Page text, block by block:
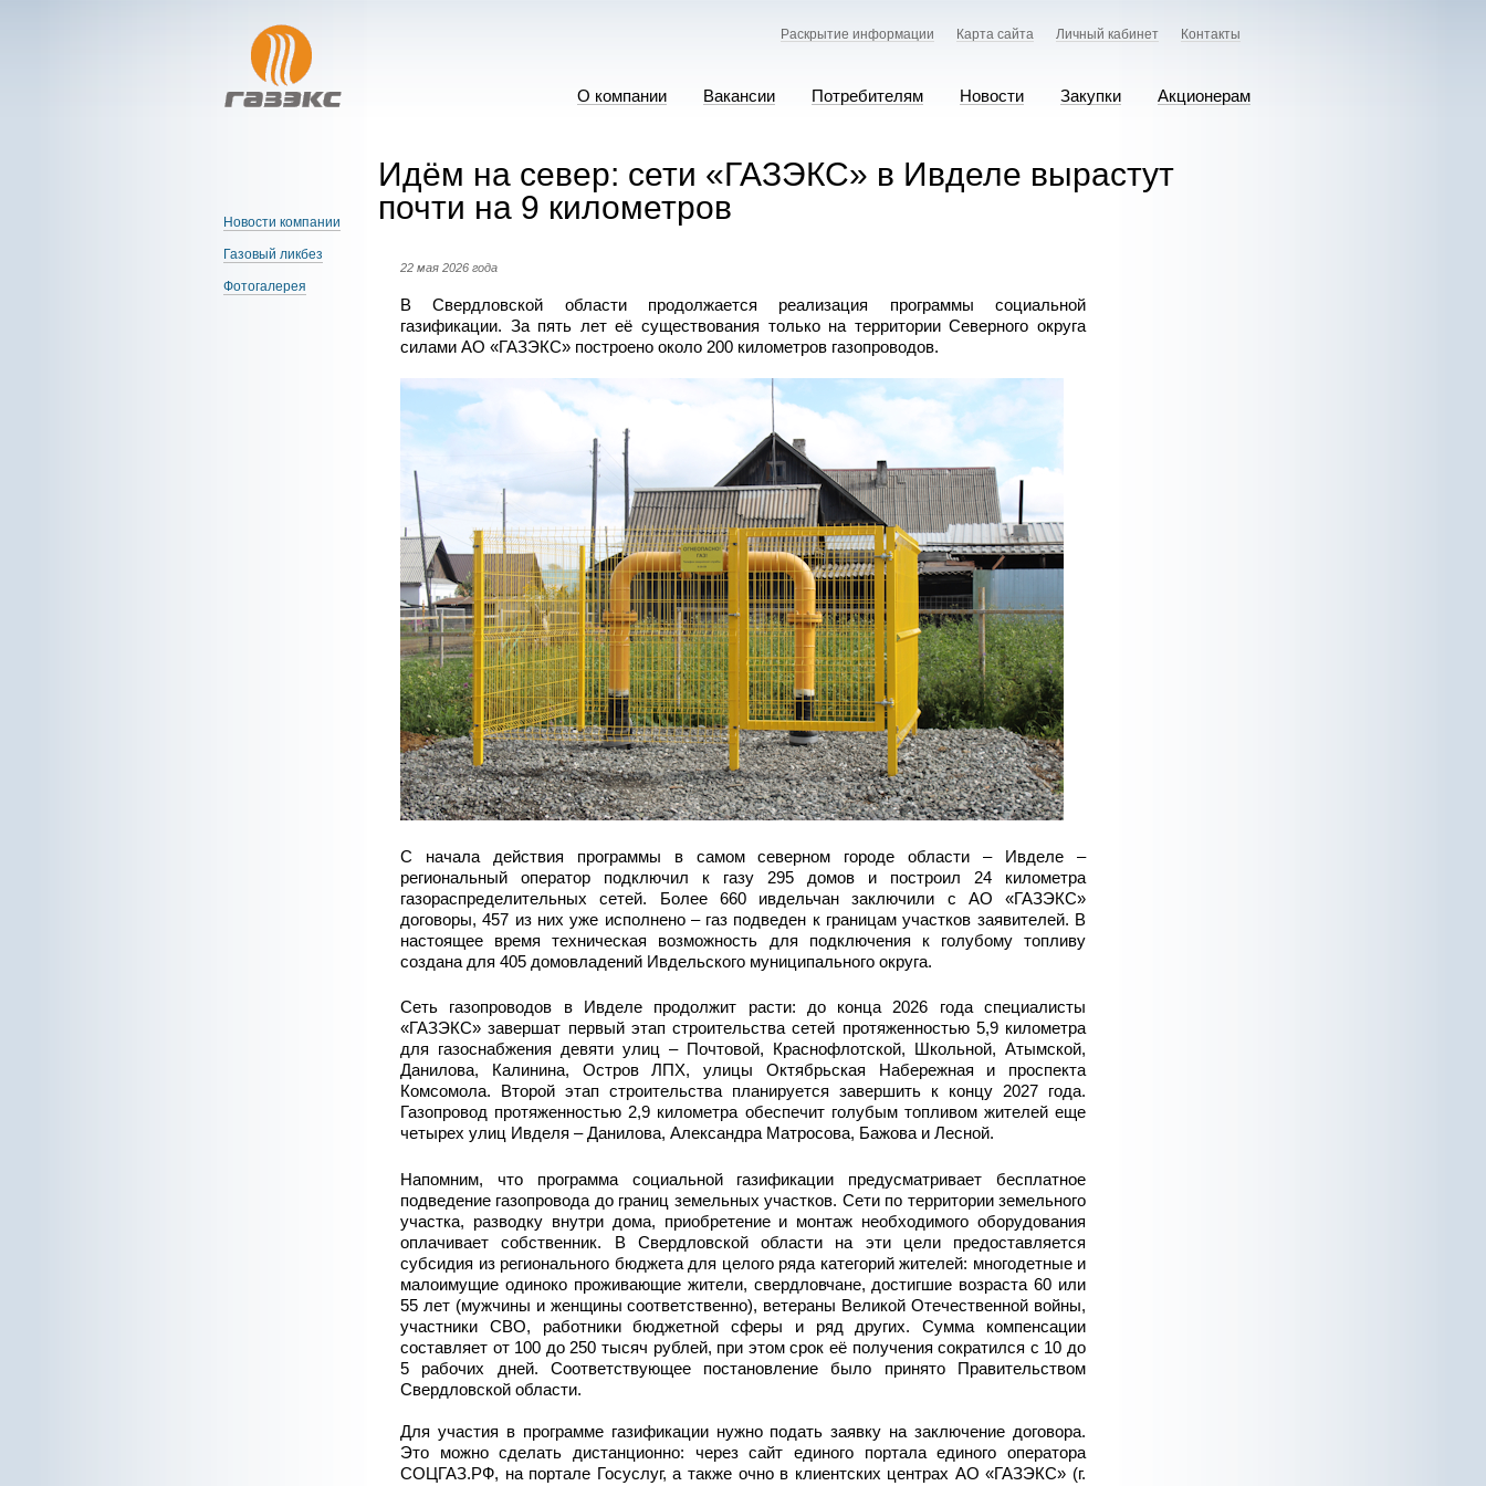
Раскрытие информации Карта сайта Личный кабинет Контакты
О компании Вакансии Потребителям Новости Закупки Акционерам
Идём на север: сети «ГАЗЭКС» в Ивделе вырастут
почти на 9 километров
22 мая 2026 года
В Свердловской области продолжается реализация программы социальной
газификации. За пять лет её существования только на территории Северного округа
силами АО «ГАЗЭКС» построено около 200 километров газопроводов.
С начала действия программы в самом северном городе области – Ивделе –
региональный оператор подключил к газу 295 домов и построил 24 километра
газораспределительных сетей. Более 660 ивдельчан заключили с АО «ГАЗЭКС»
договоры, 457 из них уже исполнено – газ подведен к границам участков заявителей. В
настоящее время техническая возможность для подключения к голубому топливу
создана для 405 домовладений Ивдельского муниципального округа.
Сеть газопроводов в Ивделе продолжит расти: до конца 2026 года специалисты
«ГАЗЭКС» завершат первый этап строительства сетей протяженностью 5,9 километра
для газоснабжения девяти улиц – Почтовой, Краснофлотской, Школьной, Атымской,
Данилова, Калинина, Остров ЛПХ, улицы Октябрьская Набережная и проспекта
Комсомола. Второй этап строительства планируется завершить к концу 2027 года.
Газопровод протяженностью 2,9 километра обеспечит голубым топливом жителей еще
четырех улиц Ивделя – Данилова, Александра Матросова, Бажова и Лесной.
Напомним, что программа социальной газификации предусматривает бесплатное
подведение газопровода до границ земельных участков. Сети по территории земельного
участка, разводку внутри дома, приобретение и монтаж необходимого оборудования
оплачивает собственник. В Свердловской области на эти цели предоставляется
субсидия из регионального бюджета для целого ряда категорий жителей: многодетные и
малоимущие одиноко проживающие жители, свердловчане, достигшие возраста 60 или
55 лет (мужчины и женщины соответственно), ветераны Великой Отечественной войны,
участники СВО, работники бюджетной сферы и ряд других. Сумма компенсации
составляет от 100 до 250 тысяч рублей, при этом срок её получения сократился с 10 до
5 рабочих дней. Соответствующее постановление было принято Правительством
Свердловской области.
Для участия в программе газификации нужно подать заявку на заключение договора.
Это можно сделать дистанционно: через сайт единого портала единого оператора
СОЦГАЗ.РФ, на портале Госуслуг, а также очно в клиентских центрах АО «ГАЗЭКС» (г.
Новости компании
Газовый ликбез
Фотогалерея